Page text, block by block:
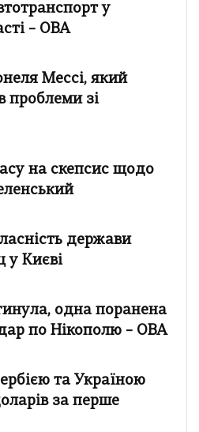
у
– ОВА
Мессі, який
проблеми зі
на скепсис щодо
держави
у Києві
одна поранена
по Нікополю – ОВА
та Україною
за перше